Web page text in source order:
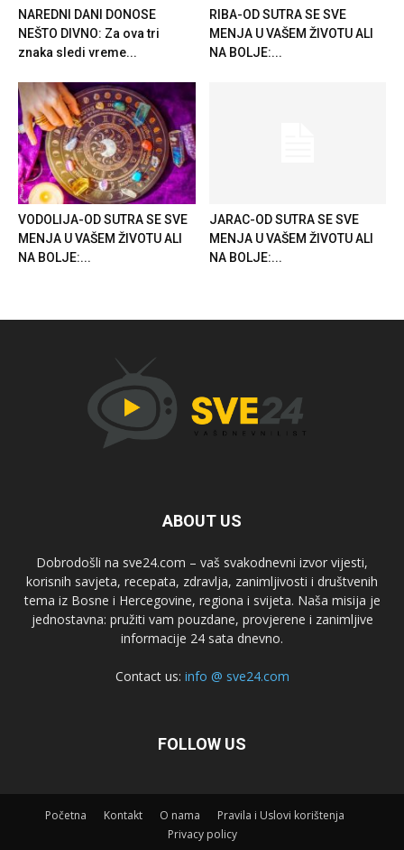
NAREDNI DANI DONOSE
NEŠTO DIVNO: Za ova tri
znaka sledi vreme...
RIBA-OD SUTRA SE SVE
MENJA U VAŠEM ŽIVOTU ALI
NA BOLJE:...
VODOLIJA-OD SUTRA SE SVE
MENJA U VAŠEM ŽIVOTU ALI
NA BOLJE:...
JARAC-OD SUTRA SE SVE
MENJA U VAŠEM ŽIVOTU ALI
NA BOLJE:...
ABOUT US
Dobrodošli na sve24.com – vaš svakodnevni izvor vijesti,
korisnih savjeta, recepata, zdravlja, zanimljivosti i društvenih
tema iz Bosne i Hercegovine, regiona i svijeta. Naša misija je
jednostavna: pružiti vam pouzdane, provjerene i zanimljive
informacije 24 sata dnevno.
Contact us: info @ sve24.com
FOLLOW US
Početna Kontakt O nama
Pravila i Uslovi korištenja
Privacy policy